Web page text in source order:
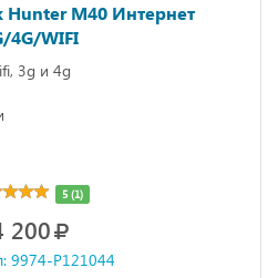
Hunter M40 Интернет
4G/WIFI
3g и 4g
5 (1)
200
9974-P121044